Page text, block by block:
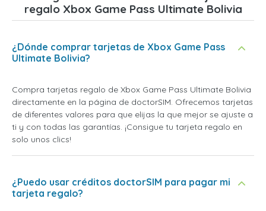
regalo Xbox Game Pass Ultimate Bolivia
¿Dónde comprar tarjetas de Xbox Game Pass
Ultimate Bolivia?
Compra tarjetas regalo de Xbox Game Pass Ultimate Bolivia
directamente en la página de doctorSIM. Ofrecemos tarjetas
de diferentes valores para que elijas la que mejor se ajuste a
ti y con todas las garantías. ¡Consigue tu tarjeta regalo en
solo unos clics!
¿Puedo usar créditos doctorSIM para pagar mi
tarjeta regalo?